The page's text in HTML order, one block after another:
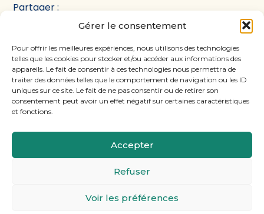
Gérer le consentement
Pour offrir les meilleures expériences, nous utilisons des technologies
telles que les cookies pour stocker et/ou accéder aux informations des
appareils. Le fait de consentir à ces technologies nous permettra de
traiter des données telles que le comportement de navigation ou les ID
uniques sur ce site. Le fait de ne pas consentir ou de retirer son
consentement peut avoir un effet négatif sur certaines caractéristiques
et fonctions.
Accepter
Refuser
Voir les préférences
Partager :
FaceBook
TwitterLinkedIn
Footer
11, rue Laugier, 75017 PARIS
MENTIONS LÉGALES